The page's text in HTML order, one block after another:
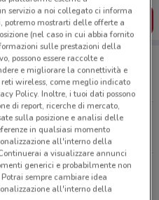
L’APP
servizio a noi collegato ci informa
mostrarti delle offerte a
(nel caso in cui abbia fornito
sulle prestazioni della
possono essere raccolte e
e migliorare la connettività e
wireless, come meglio indicato
Policy. Inoltre, i tuoi dati possono
di report, ricerche di mercato,
sulla posizione e analisi delle
in qualsiasi momento
all'interno della
a visualizzare annunci
generici e probabilmente non
sempre cambiare idea
all'interno della